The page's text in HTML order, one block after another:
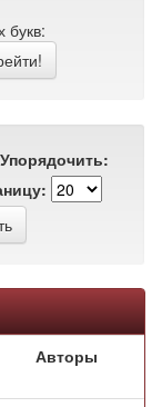
букв:
Упорядочить:
Авторы